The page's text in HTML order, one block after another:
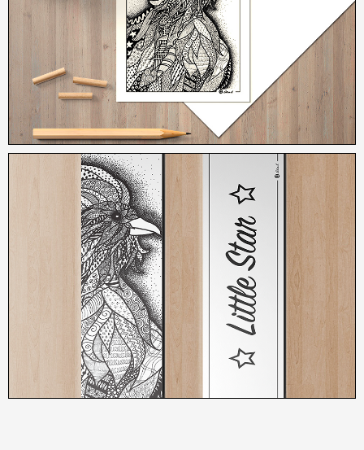
3,50€
3,00